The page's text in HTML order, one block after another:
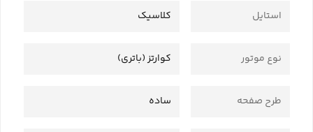
استایل کلاسیک
نوع موتور کوارتز (باتری)
طرح صفحه ساده